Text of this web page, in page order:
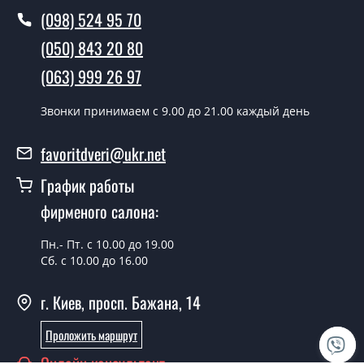
Вы производите установку
межкомнатных дверей ТМ Фаворит?
Да производим. Монтаж межкомнатных дверей ТМ
Фаворит производится согласно очереди, во все дни
кроме воскресенья.
Classic-51?
Стоимость установки дверей Classic-51 - от 1800 грн.
Можно на сегодня вызвать
замерщика?
Да можно.
У вас есть в наличии готовые
межкомнатные двери фаворит?
Да, мы имеем большой ассортимент готовых
(098) 524 95 70
(050) 843 20 80
(063) 999 26 97
Звонки принимаем c 9.00 до 21.00 каждый день
favoritdveri@ukr.net
График работы
фирменого салона:
Пн.- Пт. с 10.00 до 19.00
Сб. с 10.00 до 16.00
г. Киев, просп. Бажана, 14
Проложить маршрут